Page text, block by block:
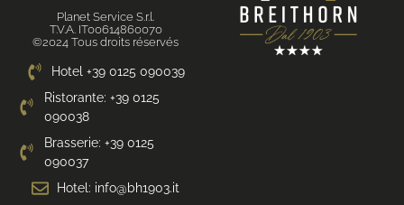
Planet Service S.r.l.
T.V.A. IT00614860070
©2024 Tous droits réservés
Hotel +39 0125 090039
Ristorante: +39 0125
090038
Brasserie: +39 0125
090037
Hotel: info@bh1903.it